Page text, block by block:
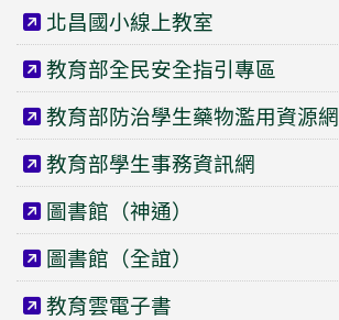
北昌國小線上教室
教育部全民安全指引專區
教育部防治學生藥物濫用資源網
教育部學生事務資訊網
圖書館（神通）
圖書館（全誼）
教育雲電子書